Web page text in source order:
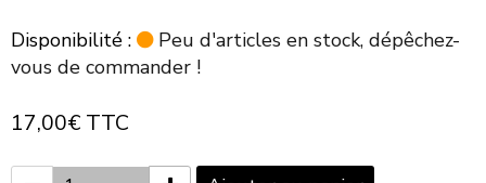
Disponibilité :
Peu d'articles en stock, dépêchez-
vous de commander !
17,00€ TTC